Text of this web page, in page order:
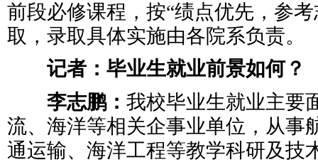
前段必修课程，按“绩点优先，参
取，录取具体实施由各院系负责。
记者：毕业生就业前景如何？
李志鹏： 我校毕业生就业主要
流、海洋等相关企事业单位，从事
通运输、海洋工程等教学科研及技